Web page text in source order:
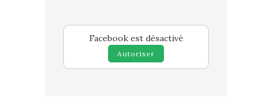
Facebook est désactivé
Autoriser